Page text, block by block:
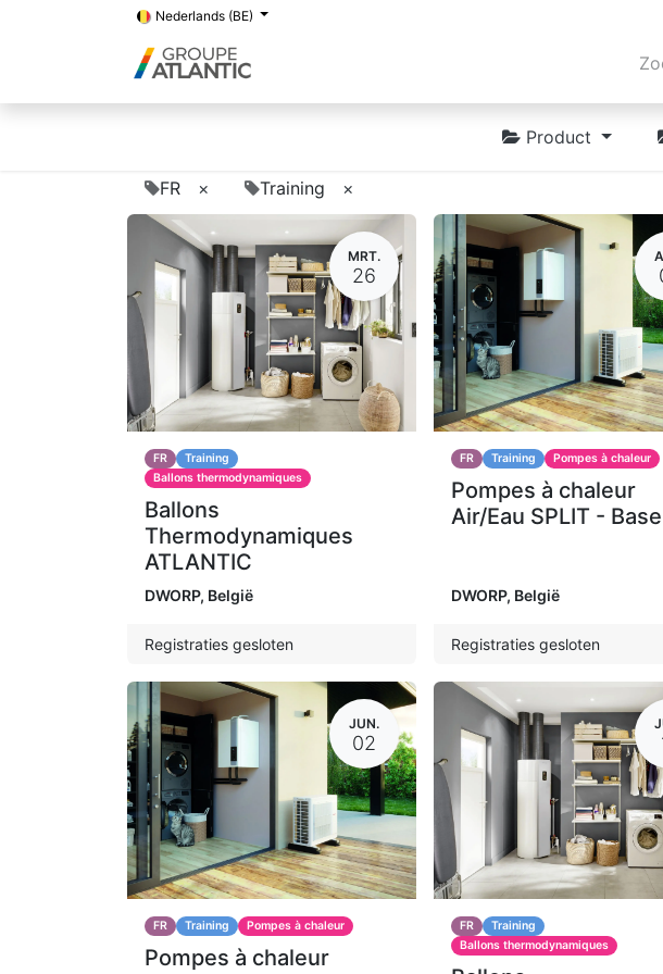
Nederlands (BE)
Product
FR × Training ×
MRT.
26
FR
Training
Ballons thermodynamiques
Ballons
Thermodynamiques
ATLANTIC
DWORP, België
Registraties gesloten
FR Training Pompes à chaleur
Pompes à chaleur
Air/Eau SPLIT - Base
DWORP, België
Registraties gesloten
JUN.
02
FR Training Pompes à chaleur
Pompes à chaleur
FR
Training
Ballons thermodynamiques